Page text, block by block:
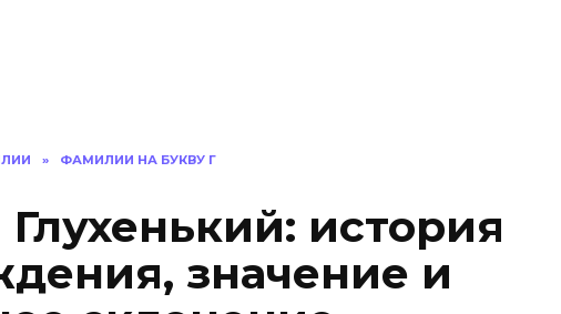
» ФАМИЛИИ НА БУКВУ Г
история
значение и